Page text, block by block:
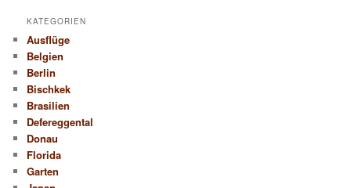
KATEGORIEN
Ausflüge
Belgien
Berlin
Bischkek
Brasilien
Defereggental
Donau
Florida
Garten